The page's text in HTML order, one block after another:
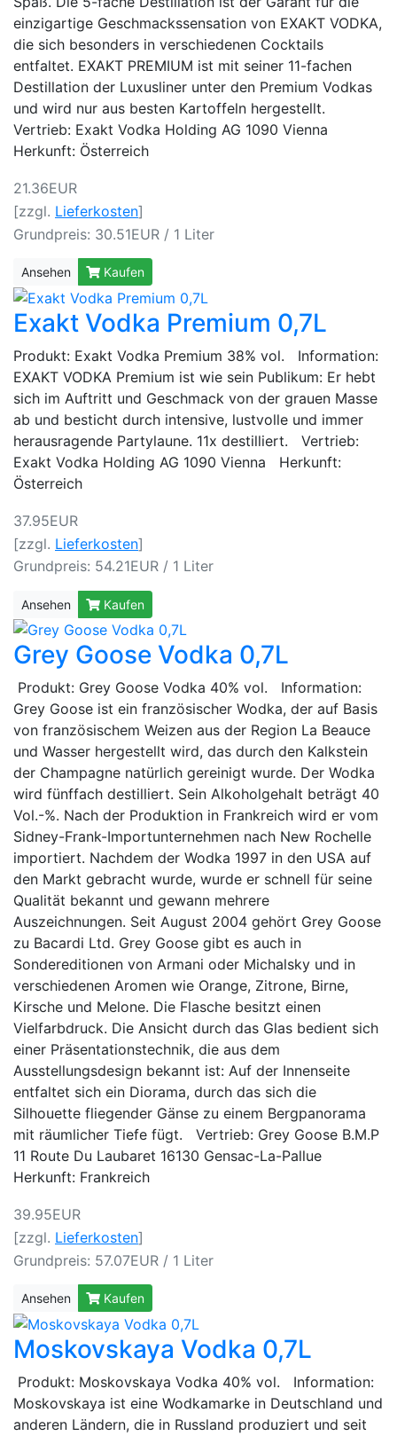
einzigartige Geschmackssensation von EXAKT VODKA,
die sich besonders in verschiedenen Cocktails
entfaltet. EXAKT PREMIUM ist mit seiner 11-fachen
Destillation der Luxusliner unter den Premium Vodkas
und wird nur aus besten Kartoffeln hergestellt.
Vertrieb: Exakt Vodka Holding AG 1090 Vienna
Herkunft: Österreich
21.36EUR
[zzgl. Lieferkosten]
Grundpreis: 30.51EUR / 1 Liter
Ansehen Kaufen
Exakt Vodka Premium 0,7L
Produkt: Exakt Vodka Premium 38% vol. Information:
EXAKT VODKA Premium ist wie sein Publikum: Er hebt
sich im Auftritt und Geschmack von der grauen Masse
ab und besticht durch intensive, lustvolle und immer
herausragende Partylaune. 11x destilliert. Vertrieb:
Exakt Vodka Holding AG 1090 Vienna Herkunft:
Österreich
37.95EUR
[zzgl. Lieferkosten]
Grundpreis: 54.21EUR / 1 Liter
Ansehen Kaufen
Grey Goose Vodka 0,7L
Produkt: Grey Goose Vodka 40% vol. Information:
Grey Goose ist ein französischer Wodka, der auf Basis
von französischem Weizen aus der Region La Beauce
und Wasser hergestellt wird, das durch den Kalkstein
der Champagne natürlich gereinigt wurde. Der Wodka
wird fünffach destilliert. Sein Alkoholgehalt beträgt 40
Vol.-%. Nach der Produktion in Frankreich wird er vom
Sidney-Frank-Importunternehmen nach New Rochelle
importiert. Nachdem der Wodka 1997 in den USA auf
den Markt gebracht wurde, wurde er schnell für seine
Qualität bekannt und gewann mehrere
Auszeichnungen. Seit August 2004 gehört Grey Goose
zu Bacardi Ltd. Grey Goose gibt es auch in
Sondereditionen von Armani oder Michalsky und in
verschiedenen Aromen wie Orange, Zitrone, Birne,
Kirsche und Melone. Die Flasche besitzt einen
Vielfarbdruck. Die Ansicht durch das Glas bedient sich
einer Präsentationstechnik, die aus dem
Ausstellungsdesign bekannt ist: Auf der Innenseite
entfaltet sich ein Diorama, durch das sich die
Silhouette fliegender Gänse zu einem Bergpanorama
mit räumlicher Tiefe fügt. Vertrieb: Grey Goose B.M.P
11 Route Du Laubaret 16130 Gensac-La-Pallue
Herkunft: Frankreich
39.95EUR
[zzgl. Lieferkosten]
Grundpreis: 57.07EUR / 1 Liter
Ansehen Kaufen
Moskovskaya Vodka 0,7L
Produkt: Moskovskaya Vodka 40% vol. Information:
Moskovskaya ist eine Wodkamarke in Deutschland und
anderen Ländern, die in Russland produziert und seit